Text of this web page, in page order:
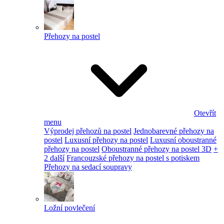
Přehozy na postel
Otevřít
menu
Výprodej přehozů na postel Jednobarevné přehozy na
postel Luxusní přehozy na postel Luxusní oboustranné
přehozy na postel Oboustranné přehozy na postel 3D +
2 další Francouzské přehozy na postel s potiskem
Přehozy na sedací soupravy
Ložní povlečení